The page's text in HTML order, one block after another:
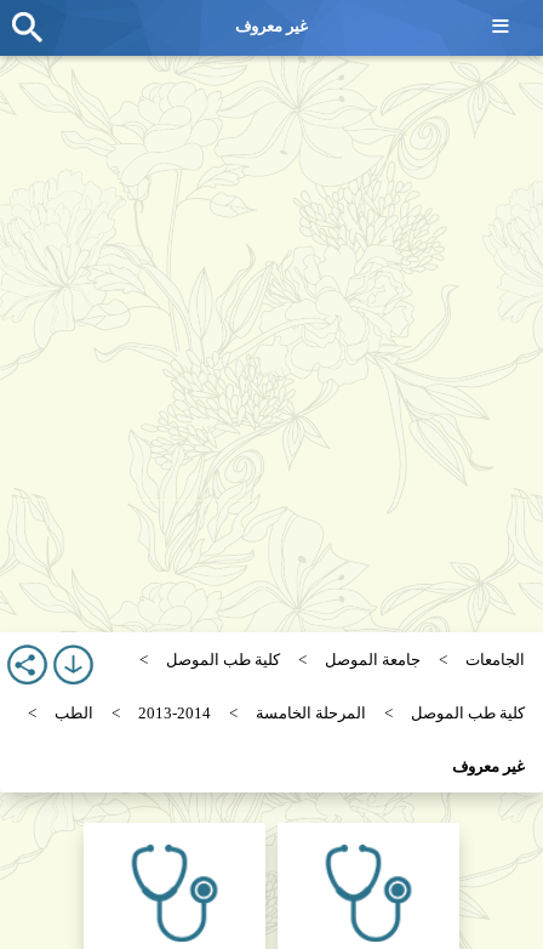
الجامعات جامعة الموصل كلية طب الموصل
كلية طب الموصل المرحلة الخامسة 2013-2014 الطب
غير معروف
≡ غير معروف